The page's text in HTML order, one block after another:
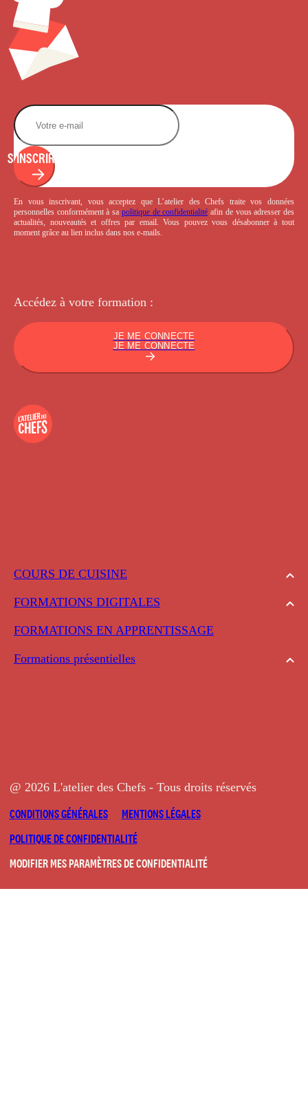
COURS DE CUISINE
FORMATIONS DIGITALES
FORMATIONS EN APPRENTISSAGE
Formations présentielles
S'INSCRIRE
En vous inscrivant, vous acceptez que L’atelier des Chefs traite vos données
personnelles conformément à sa politique de confidentialité afin de vous adresser des
actualités, nouveautés et offres par email. Vous pouvez vous désabonner à tout
moment grâce au lien inclus dans nos e-mails.
Accédez à votre formation :
JE ME CONNECTE
JE ME CONNECTE
@ 2026 L'atelier des Chefs - Tous droits réservés
CONDITIONS GÉNÉRALES
MENTIONS LÉGALES
POLITIQUE DE CONFIDENTIALITÉ
MODIFIER MES PARAMÈTRES DE CONFIDENTIALITÉ